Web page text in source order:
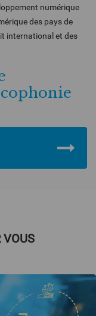
numérique
des pays de
international et des
VOUS